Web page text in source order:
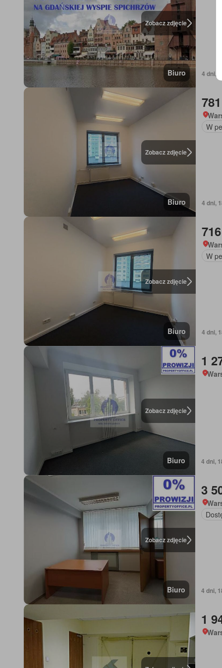
Zobacz zdjęcie
Biuro 4 dni,
Zobacz zdjęcie
Biuro
W
4 dni,
Zobacz zdjęcie
Biuro
W
4 dni,
Zobacz zdjęcie
Biuro
1
4 dni,
Zobacz zdjęcie
Biuro
3
4 dni,
1